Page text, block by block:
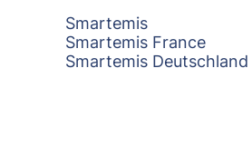
Smartemis
Smartemis France
Smartemis Deutschland